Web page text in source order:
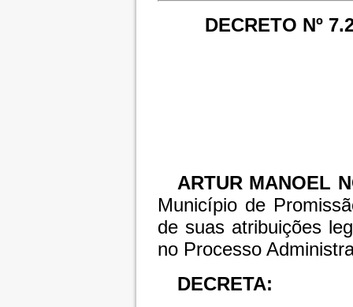
DECRETO Nº
ARTUR MANOEL
Município de
de suas atribuições
no Processo
DECRETA: